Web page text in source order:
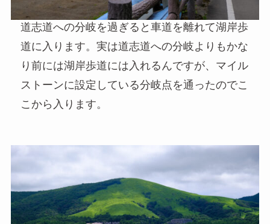
道志道への分岐を過ぎると車道を離れて湖岸歩
道に入ります。実は道志道への分岐よりもかな
り前には湖岸歩道には入れるんですが、マイル
ストーンに設定している分岐点を通ったのでこ
こから入ります。